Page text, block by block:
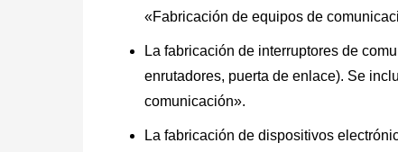
«Fabricación de equipos de
La fabricación de interruptores de
enrutadores, puerta de enlace). Se
comunicación».
La fabricación de dispositivos